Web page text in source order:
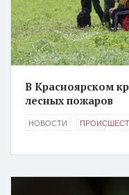
В Красноярском
лесных пожаров
НОВОСТИ